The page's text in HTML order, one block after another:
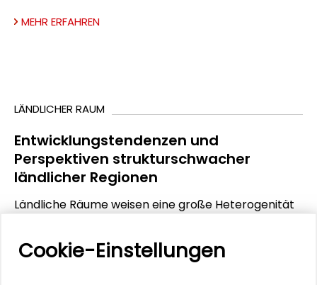
MEHR ERFAHREN
LÄNDLICHER RAUM
Entwicklungstendenzen und
Perspektiven strukturschwacher
ländlicher Regionen
Ländliche Räume weisen eine große Heterogenität
Gruppierungsansatz lässt eine weitere
Ausdifferenzierung auf der Grundlage ausgewählter
Cookie-Einstellungen